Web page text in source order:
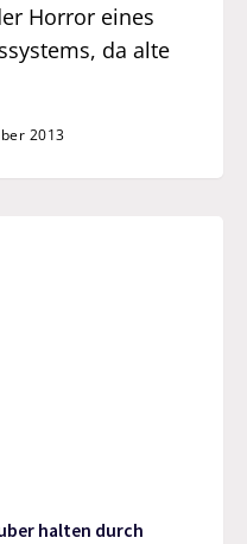
Horror eines
da alte
2013
halten durch